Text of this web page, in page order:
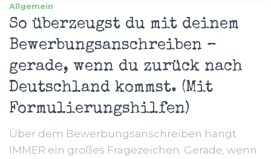
Allgemein
So überzeugst du mit deinem
Bewerbungsanschreiben –
gerade, wenn du zurück nach
Deutschland kommst. (Mit
Formulierungshilfen)
Über dem Bewerbungsanschreiben hängt
IMMER ein großes Fragezeichen. Gerade, wenn